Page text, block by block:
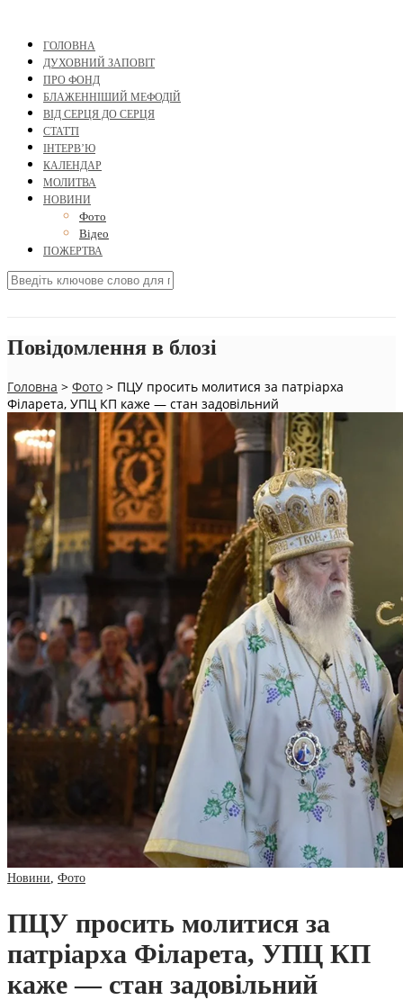
ГОЛОВНА
ДУХОВНИЙ ЗАПОВІТ
ПРО ФОНД
БЛАЖЕННІШИЙ МЕФОДІЙ
ВІД СЕРЦЯ ДО СЕРЦЯ
СТАТТІ
ІНТЕРВ’Ю
КАЛЕНДАР
МОЛИТВА
НОВИНИ
Фото
Відео
ПОЖЕРТВА
Повідомлення в блозі
Головна > Фото > ПЦУ просить молитися за патріарха
Філарета, УПЦ КП каже — стан задовільний
Новини Фото
ПЦУ просить молитися за
патріарха Філарета, УПЦ КП
каже — стан задовільний